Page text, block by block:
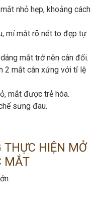
nhỏ hẹp, khoảng cách
mí mắt rõ nét to đẹp tự
mắt trở nên cân đối.
2 mắt cân xứng với tỉ lệ
mắt được trẻ hóa.
sưng đau.
HIỆN MỞ
MẮT